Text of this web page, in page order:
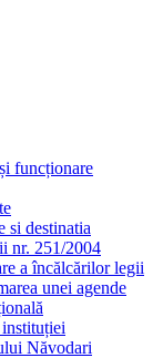
funcționare
si destinatia
nr. 251/2004
a încălcărilor legii
unei agende
Năvodari